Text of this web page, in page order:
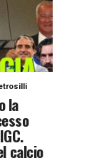
la
calcio